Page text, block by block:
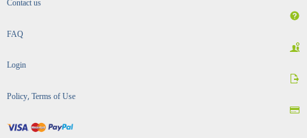
Contact us
FAQ
Login
Policy, Terms of Use